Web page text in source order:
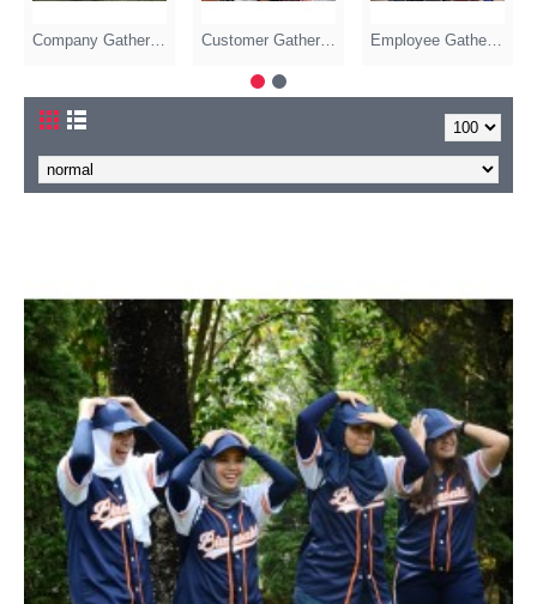
Customer Gathering (10) Employee Gathering (10) Family Gathering (9)